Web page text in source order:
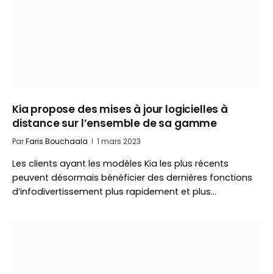
Kia propose des mises à jour logicielles à
distance sur l’ensemble de sa gamme
ParFaris Bouchaala 1 mars 2023
Les clients ayant les modèles Kia les plus récents
peuvent désormais bénéficier des dernières fonctions
d’infodivertissement plus rapidement et plus…